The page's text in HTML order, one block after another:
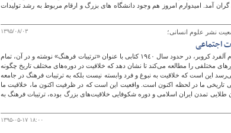
آمد. امیدوارم امروز هم وجود دانشگاه های بزرگ و ارقام مربوط به رشد تولیدات
۱۳۹۵/۰۸/۰۳ نشر علوم انسانی؛
اجتماعی
یکی از انسان شناسان کلاسیک به نام آلفرد کروبر، در حدود سال ١٩٤٠ کتابی با عنوان «ترتیبات فرهنگ» نوشته و در آن، تمام
مختلفی را مطالعه می‌کند تا نشان دهد که خلاقیت در دوره‌های مختلف تاریخ چگونه
این است که خلاقیت به نبوغ و فرد وابسته نیست بلکه به ترتیبات فرهنگ در جامعه
تاریخی ما در لحظه اکنون است. واقعیت این است که در ظرفیت اکنون ما، خلاقیت ما
تمدن ایران اسلامی و دوره شکوفایی خلاقیت‌های بزرگ بوده، ترتیبات فرهنگ به
۱۳۹۵-۰۵-۱۷ ۱۸:۰۰